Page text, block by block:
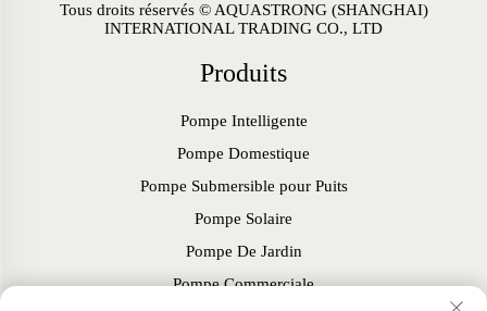
Tous droits réservés © AQUASTRONG (SHANGHAI)
INTERNATIONAL TRADING CO., LTD
Produits
Pompe Intelligente
Pompe Domestique
Pompe Submersible pour Puits
Pompe Solaire
Pompe De Jardin
Pompe Commerciale